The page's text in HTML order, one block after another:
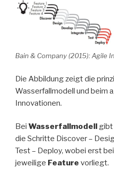
Bain & Company (2015): Agile
Die Abbildung zeigt die
Wasserfallmodell und beim
Innovationen.
Bei Wasserfallmodell
gibt
die Schritte Discover –
Test – Deploy, wobei erst
jeweilige Feature vorliegt.